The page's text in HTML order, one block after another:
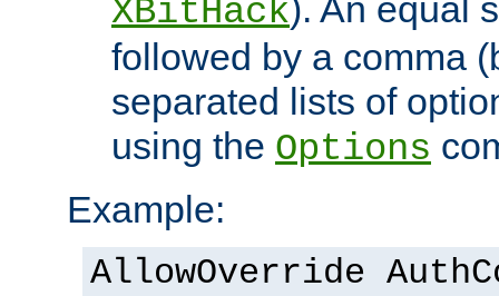
XBitHack). An equal
followed by a comma
separated lists of
using the Options
Example:
AllowOverride